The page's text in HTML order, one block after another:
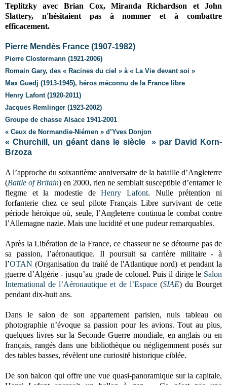
Teplitzky avec Brian Cox, Miranda Richardson et John
Slattery, n'hésitaient pas à nommer et à combattre
efficacement.
Pierre Mendès France (1907-1982)
Pierre Clostermann (1921-2006)
Romain Gary, des « Racines du ciel » à « La Vie devant soi »
Max Guedj (1913-1945), héros méconnu de la France libre
Henry Lafont (1920-2011)
Jacques Remlinger (1923-2002)
Groupe de chasse Alsace 1941-2001
« Ceux de Normandie-Niémen » d’Yves Donjon
« Churchill, un géant dans le siècle » par David Korn-
Brzoza
A l’approche du soixantième anniversaire de la bataille d’Angleterre
(Battle of Britain) en 2000, rien ne semblait susceptible d’entamer le
flegme et la modestie deHenry Lafont. Nulle prétention ni
forfanterie chez ce seul pilote Français Libre survivant de cette
période héroïque où, seule, l’Angleterre continua le combat contre
l’Allemagne nazie. Mais une lucidité et une pudeur remarquables.
Après la Libération de la France, ce chasseur ne se détourne pas de
sa passion, l’aéronautique. Il poursuit sa carrière militaire - à
l’OTAN (Organisation du traité de l'Atlantique nord) et pendant la
guerre d’Algérie - jusqu’au grade de colonel. Puis il dirige le Salon
International de l’Aéronautique et de l’Espace(SIAE) du Bourget
pendant dix-huit ans.
Dans le salon de son appartement parisien, nuls tableau ou
photographie n’évoque sa passion pour les avions. Tout au plus,
quelques livres sur la Seconde Guerre mondiale, en anglais ou en
français, rangés dans une bibliothèque ou négligemment posés sur
des tables basses, révèlent une curiosité historique ciblée.
De son balcon qui offre une vue quasi-panoramique sur la capitale,